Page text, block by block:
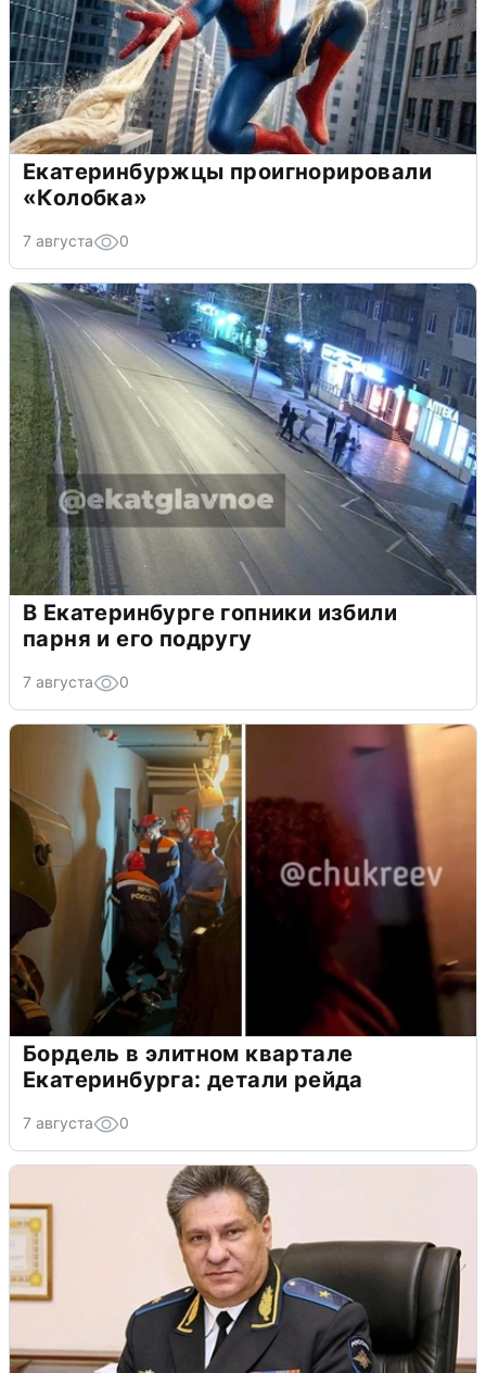
Екатеринбуржцы проигнорировали
«Колобка»
7 августа 0
В Екатеринбурге гопники избили
парня и его подругу
7 августа 0
Бордель в элитном квартале
Екатеринбурга: детали рейда
7 августа 0